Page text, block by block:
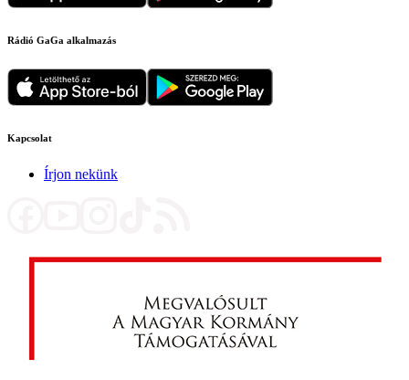
Rádió GaGa alkalmazás
Kapcsolat
Írjon nekünk